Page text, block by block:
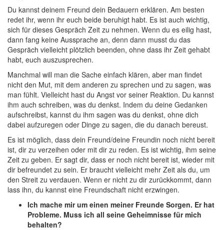
Du kannst deinem Freund dein Bedauern erklären. Am besten
redet ihr, wenn ihr euch beide beruhigt habt. Es ist auch wichtig,
sich für dieses Gespräch Zeit zu nehmen. Wenn du es eilig hast,
dann fang keine Aussprache an, denn dann musst du das
Gespräch vielleicht plötzlich beenden, ohne dass ihr Zeit gehabt
habt, euch auszusprechen.
Manchmal will man die Sache einfach klären, aber man findet
nicht den Mut, mit dem anderen zu sprechen und zu sagen, was
man fühlt. Vielleicht hast du Angst vor seiner Reaktion. Du kannst
ihm auch schreiben, was du denkst. Indem du deine Gedanken
aufschreibst, kannst du ihm sagen was du denkst, ohne dich
dabei aufzuregen oder Dinge zu sagen, die du danach bereust.
Es ist möglich, dass dein Freund/deine Freundin noch nicht bereit
ist, dir zu verzeihen oder mit dir zu reden. Es ist wichtig, ihm seine
Zeit zu geben. Er sagt dir, dass er noch nicht bereit ist, wieder mit
dir befreundet zu sein. Er braucht vielleicht mehr Zeit als du, um
den Streit zu verdauen. Wenn er nicht zu dir zurückkommt, dann
lass ihn, du kannst eine Freundschaft nicht erzwingen.
Ich mache mir um einen meiner Freunde Sorgen. Er hat
Probleme. Muss ich all seine Geheimnisse für mich
behalten?